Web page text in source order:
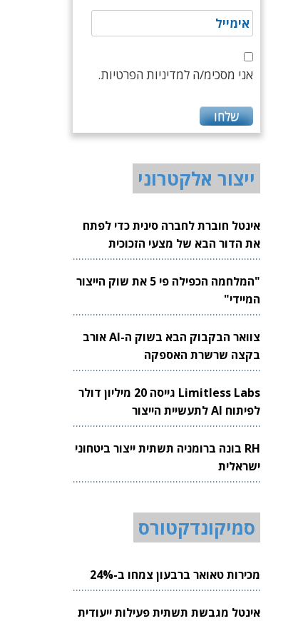
אני מסכימ/ה למדיניות הפרטיות.
ייצור אלקטרוני
אינטל חוברת לחברה סינית כדי לפתח
את הדור הבא של מצעי הזכוכית
לשבבים
"המלחמה הכפילה פי 5 את שוק הייצור
המיידי"
צוואר הבקבוק הבא בשוק ה-AI אורב
בקצה שרשרת האספקה
Limitless Labs גייסה 20 מיליון דולר
לפיתוח AI לתעשיית הייצור
RH בונה ברומניה תשתית ייצור ביטחוני
ישראלית
סמיקונדקטורס
מכירות טאואר ברבעון צמחו ב-24%
אינטל מגבשת תשתית פעילות ייעודית